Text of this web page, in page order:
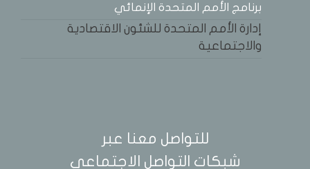
برنامج الأمم المتحدة الإنمائي
إدارة الأمم المتحدة للشئون الاقتصادية
والاجتماعية
للتواصل معنا عبر
شبكات التواصل الاجتماعي